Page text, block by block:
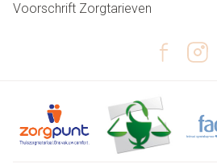
Voorschrift Zorgtarieven